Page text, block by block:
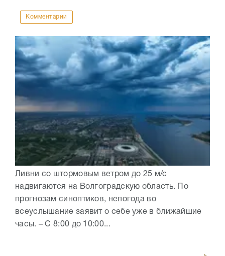
Комментарии
Ливни со штормовым ветром до 25 м/с
надвигаются на Волгоградскую область. По
прогнозам синоптиков, непогода во
всеуслышание заявит о себе уже в ближайшие
часы. – С 8:00 до 10:00...